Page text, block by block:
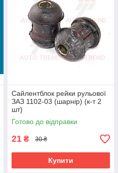
Сайлентблок рейки рульової
ЗАЗ 1102-03 (шарнір) (к-т 2
шт)
Готово до відправки
21 ₴ 30 ₴
Купити